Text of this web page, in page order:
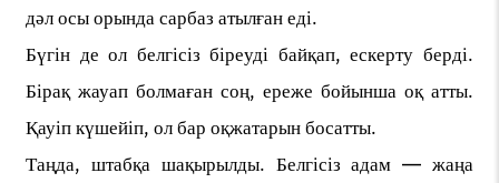
дәл осы орында сарбаз атылған еді.
Бүгін де ол белгісіз біреуді байқап, ескерту берді.
Бірақ жауап болмаған соң, ереже бойынша оқ атты.
Қауіп күшейіп, ол бар оқжатарын босатты.
Таңда, штабқа шақырылды. Белгісіз адам — жаңа